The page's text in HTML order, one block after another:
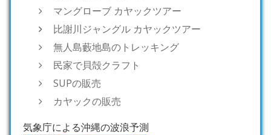
マングローブ カヤックツアー
比謝川ジャングル カヤックツアー
無人島藪地島のトレッキング
民家で貝殻クラフト
SUPの販売
カヤックの販売
気象庁による沖縄の波浪予測